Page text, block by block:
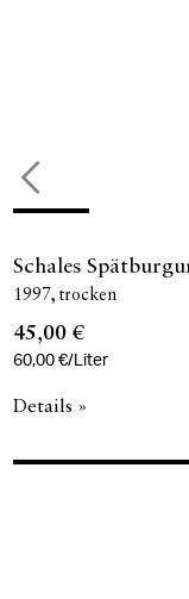
Schales
1997 trocken
45,00 €
60,00 €/Liter
Details »